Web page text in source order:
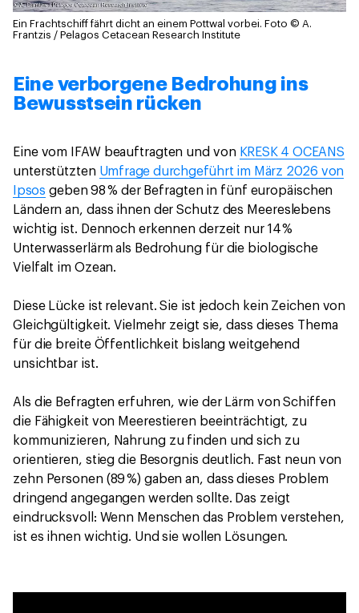
Ein Frachtschiff fährt dicht an einem Pottwal vorbei. Foto © A.
Frantzis / Pelagos Cetacean Research Institute
Eine verborgene Bedrohung ins
Bewusstsein rücken
Eine vom IFAW beauftragten und von KRESK 4 OCEANS
unterstützten Umfrage durchgeführt im März 2026 von
Ipsos geben 98 % der Befragten in fünf europäischen
Ländern an, dass ihnen der Schutz des Meereslebens
wichtig ist. Dennoch erkennen derzeit nur 14 %
Unterwasserlärm als Bedrohung für die biologische
Vielfalt im Ozean.
Diese Lücke ist relevant. Sie ist jedoch kein Zeichen von
Gleichgültigkeit. Vielmehr zeigt sie, dass dieses Thema
für die breite Öffentlichkeit bislang weitgehend
unsichtbar ist.
Als die Befragten erfuhren, wie der Lärm von Schiffen
die Fähigkeit von Meerestieren beeinträchtigt, zu
kommunizieren, Nahrung zu finden und sich zu
orientieren, stieg die Besorgnis deutlich. Fast neun von
zehn Personen (89 %) gaben an, dass dieses Problem
dringend angegangen werden sollte. Das zeigt
eindrucksvoll: Wenn Menschen das Problem verstehen,
ist es ihnen wichtig. Und sie wollen Lösungen.